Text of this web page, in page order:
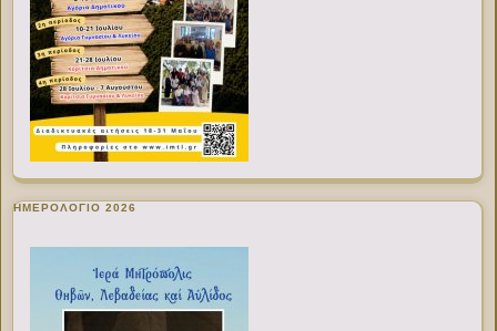
ΗΜΕΡΟΛΟΓΙΟ 2026